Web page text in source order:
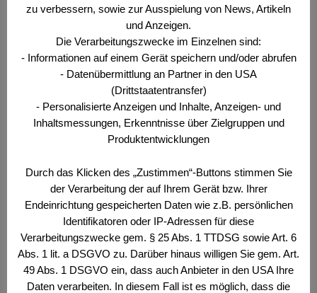
Öffnen Sie unser Webmail:
https://webmail.oeog.at/
Melden Sie sich mit den von uns
übermittelten Daten an (Ihre Mailadresse =
Benutzername)
Klicken Sie rechts oben auf Einstellungen
Klicken Sie links auf Passwort und geben
zu verbessern, sowie zur Ausspielung von News, Artikeln
und Anzeigen.
Die Verarbeitungszwecke im Einzelnen sind:
- Informationen auf einem Gerät speichern und/oder abrufen
- Datenübermittlung an Partner in den USA
(Drittstaatentransfer)
- Personalisierte Anzeigen und Inhalte, Anzeigen- und
Inhaltsmessungen, Erkenntnisse über Zielgruppen und
Produktentwicklungen
Durch das Klicken des „Zustimmen“-Buttons stimmen Sie
der Verarbeitung der auf Ihrem Gerät bzw. Ihrer
Endeinrichtung gespeicherten Daten wie z.B. persönlichen
Identifikatoren oder IP-Adressen für diese
Verarbeitungszwecke gem. § 25 Abs. 1 TTDSG sowie Art. 6
Abs. 1 lit. a DSGVO zu. Darüber hinaus willigen Sie gem. Art.
49 Abs. 1 DSGVO ein, dass auch Anbieter in den USA Ihre
Daten verarbeiten. In diesem Fall ist es möglich, dass die